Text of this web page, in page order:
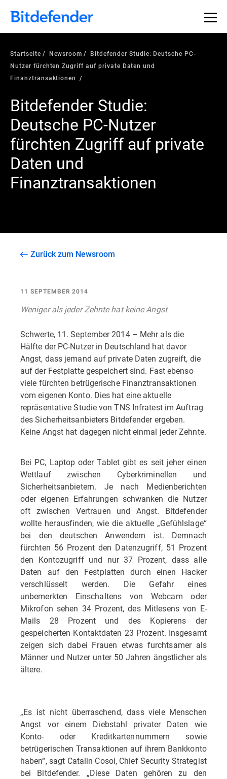
Startseite Newsroom
Bitdefender Studie: Deutsche PC-
Nutzer fürchten Zugriff auf private Daten und
Finanztransaktionen
Bitdefender Studie:
Deutsche PC-Nutzer
fürchten Zugriff auf private
Daten und
Finanztransaktionen
Zurück zum Newsroom
11 SEPTEMBER 2014
Weniger als jeder Zehnte hat keine Angst
Schwerte, 11. September 2014 – Mehr als die
Hälfte der PC-Nutzer in Deutschland hat davor
Angst, dass jemand auf private Daten zugreift, die
auf der Festplatte gespeichert sind. Fast ebenso
viele fürchten betrügerische Finanztransaktionen
vom eigenen Konto. Dies hat eine aktuelle
repräsentative Studie von TNS Infratest im Auftrag
des Sicherheitsanbieters Bitdefender ergeben.
Keine Angst hat dagegen nicht einmal jeder Zehnte.
Bei PC, Laptop oder Tablet gibt es seit jeher einen
Wettlauf zwischen Cyberkriminellen und
Sicherheitsanbietern. Je nach Medienberichten
oder eigenen Erfahrungen schwanken die Nutzer
oft zwischen Vertrauen und Angst. Bitdefender
wollte herausfinden, wie die aktuelle „Gefühlslage“
bei den deutschen Anwendern ist. Demnach
fürchten 56 Prozent den Datenzugriff, 51 Prozent
den Kontozugriff und nur 37 Prozent, dass alle
Daten auf den Festplatten durch einen Hacker
verschlüsselt werden. Die Gefahr eines
unbemerkten Einschaltens von Webcam oder
Mikrofon sehen 34 Prozent, des Mitlesens von E-
Mails 28 Prozent und des Kopierens der
gespeicherten Kontaktdaten 23 Prozent. Insgesamt
zeigen sich dabei Frauen etwas furchtsamer als
Männer und Nutzer unter 50 Jahren ängstlicher als
ältere.
„Es ist nicht überraschend, dass viele Menschen
Angst vor einem Diebstahl privater Daten wie
Konto- oder Kreditkartennummern sowie
betrügerischen Transaktionen auf ihrem Bankkonto
haben“, sagt Catalin Cosoi, Chief Security Strategist
bei Bitdefender. „Diese Daten gehören zu den